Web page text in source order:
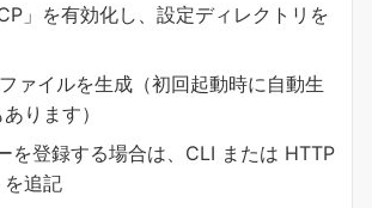
」を有効化し、設定ディレクトリを
ァイルを生成（初回起動時に自動生
ります）
を登録する場合は、CLI または HTTP
を追記